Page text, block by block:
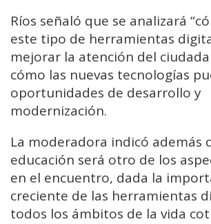
Ríos señaló que se analizará
este tipo de herramientas
mejorar la atención del
cómo las nuevas tecnologías
oportunidades de desarrollo y
modernización.
La moderadora indicó además
educación será otro de los
en el encuentro, dada la
creciente de las herramientas
todos los ámbitos de la vida